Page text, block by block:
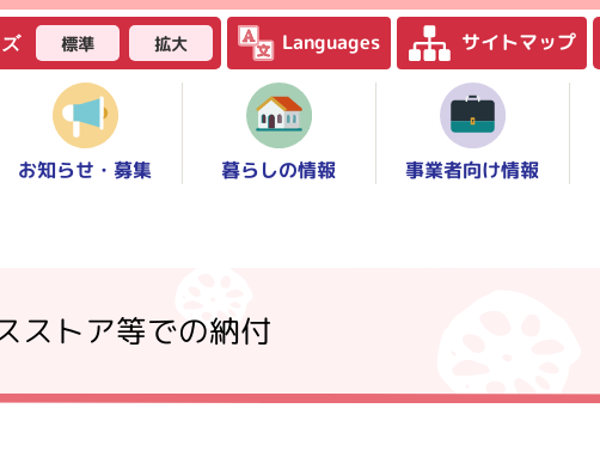
標準 拡大 Languages サイトマップ
お知らせ・募集 暮らしの情報 事業者向け情報
ストア等での納付